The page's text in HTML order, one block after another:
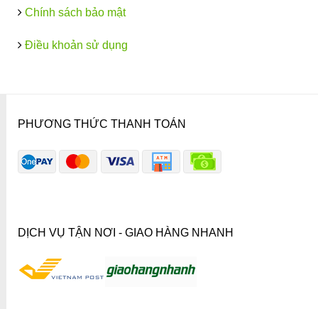
Chính sách bảo mật
Điều khoản sử dụng
PHƯƠNG THỨC THANH TOÁN
DỊCH VỤ TẬN NƠI - GIAO HÀNG NHANH